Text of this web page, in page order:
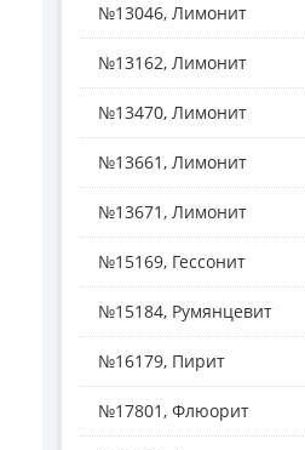
№13046, Лимонит
№13162, Лимонит
№13470, Лимонит
№13661, Лимонит
№13671, Лимонит
№15169, Гессонит
№15184, Румянцевит
№16179, Пирит
№17801, Флюорит